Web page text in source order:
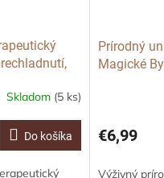
Skladom (5 ks)
Do košíka
Prírodný
Magické
€6,99
Výživný